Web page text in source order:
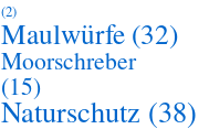
(2)
Maulwürfe (32)
Moorschreber
(15)
Naturschutz (38)